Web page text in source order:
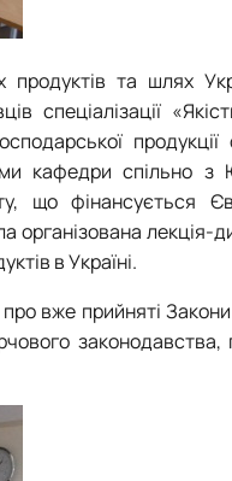
та шлях
спеціалізації
кафедри спільно
що фінансується
організована лекція-
в Україні.
вже прийняті Закони